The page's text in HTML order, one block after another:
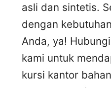
asli dan sintetis.
dengan
Anda, ya!
kami untuk
kursi kantor